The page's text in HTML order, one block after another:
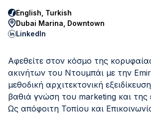
English, Turkish
Dubai Marina, Downtown
LinkedIn
Αφεθείτε στον κόσμο της
ακινήτων του Ντουμπάι με την
μεθοδική αρχιτεκτονική
βαθιά γνώση του marketing και της
Ως απόφοιτη Τοπίου και